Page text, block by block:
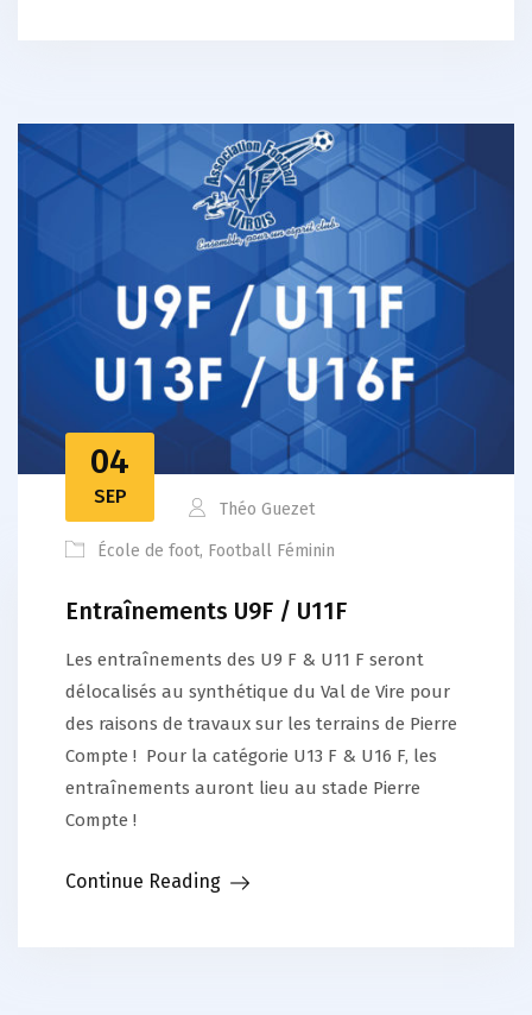
04
SEP
Théo Guezet
École de foot, Football Féminin
Entraînements U9F / U11F
Les entraînements des U9 F & U11 F seront
délocalisés au synthétique du Val de Vire pour
des raisons de travaux sur les terrains de Pierre
Compte ! Pour la catégorie U13 F & U16 F, les
entraînements auront lieu au stade Pierre
Compte !
Continue Reading